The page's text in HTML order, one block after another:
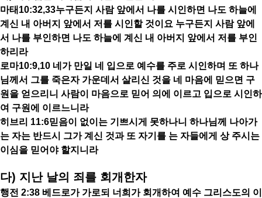
마태10:32,33누구든지 사람 앞에서 나를 시인하면 나도 하늘에
계신 내 아버지 앞에서 저를 시인할 것이요 누구든지 사람 앞에
서 나를 부인하면 나도 하늘에 계신 내 아버지 앞에서 저를 부인
하리라
로마10:9,10 네가 만일 네 입으로 예수를 주로 시인하며 또 하나
님께서 그를 죽은자 가운데서 살리신 것을 네 마음에 믿으면 구
원을 얻으리니 사람이 마음으로 믿어 의에 이르고 입으로 시인하
여 구원에 이르느니라
히브리 11:6믿음이 없이는 기쁘시게 못하나니 하나님께 나아가
는 자는 반드시 그가 계신 것과 또 자기를 는 자들에게 상 주시는
이심을 믿어야 할지니라
다) 지난 날의 죄를 회개한자
행전 2:38 베드로가 가로되 너희가 회개하여 예수 그리스도의 이